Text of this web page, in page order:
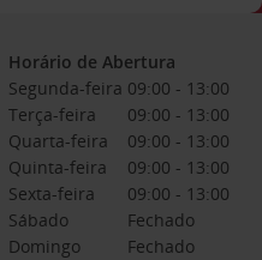
Horário de Abertura
Segunda-feira 09:00 - 13:00
Terça-feira
09:00 - 13:00
Quarta-feira
09:00 - 13:00
Quinta-feira
09:00 - 13:00
Sexta-feira
09:00 - 13:00
Sábado
Fechado
Domingo
Fechado